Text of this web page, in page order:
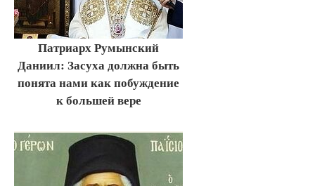
Патриарх Румынский
Даниил: Засуха должна быть
понята нами как побуждение
к большей вере